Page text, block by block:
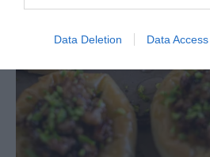
Data Deletion Data Access